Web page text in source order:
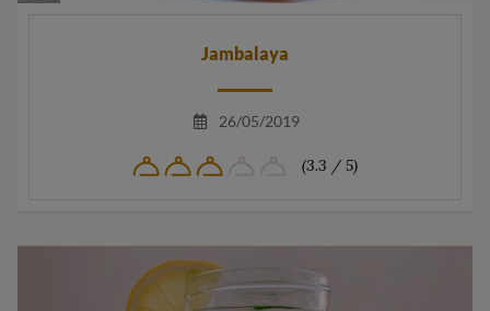
Jambalaya
26/05/2019
(3.3 / 5)